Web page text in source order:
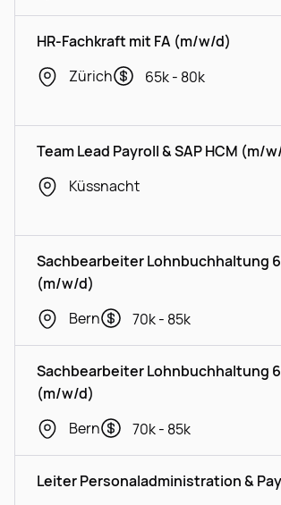
HR-Fachkraft mit FA (m/w/d)
Zürich
65k - 80k
Team Lead Payroll & SAP HCM (m/
Küssnacht
Sachbearbeiter Lohnbuchhaltung
(m/w/d)
Bern
70k - 85k
Sachbearbeiter Lohnbuchhaltung
(m/w/d)
Bern
70k - 85k
Leiter Personaladministration &